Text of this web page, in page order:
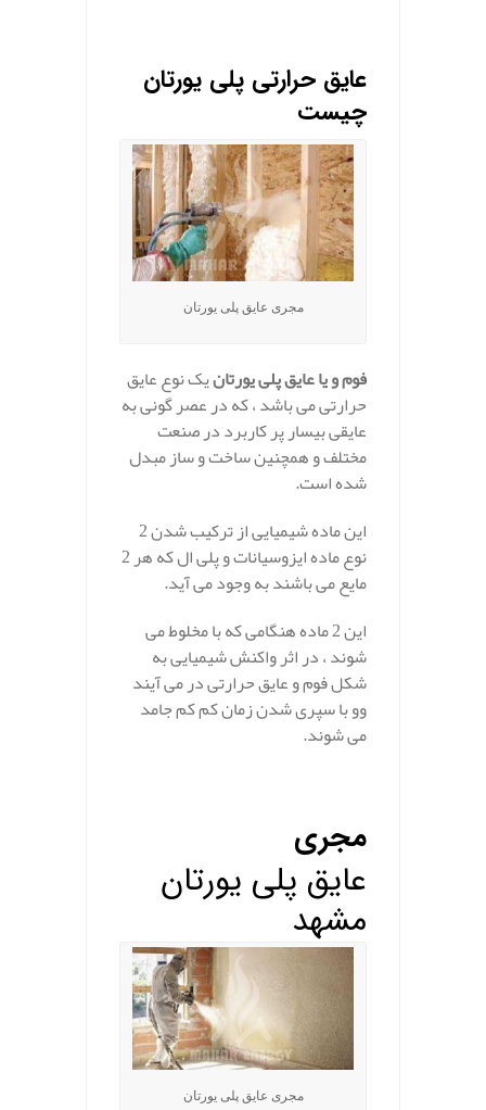
عایق حرارتی پلی یورتان
چیست
مجری عایق پلی یورتان
فوم و یا عایق پلی یورتانیک نوع عایق
حرارتی می باشد ، که در عصر گونی به
عایقی بیسار پر کاربرد در صنعت
مختلف و همچنین ساخت و ساز مبدل
شده است.
این ماده شیمیایی از ترکیب شدن 2
نوع ماده ایزوسیانات و پلی ال که هر 2
مایع می باشند به وجود می آید.
این 2 ماده هنگامی که با مخلوط می
شوند ، در اثر واکنش شیمیایی به
شکل فوم و عایق حرارتی در می آیند
وو با سپری شدن زمان کم کم جامد
می شوند.
مجری
عایق پلی یورتان
مشهد
مجری عایق پلی یورتان